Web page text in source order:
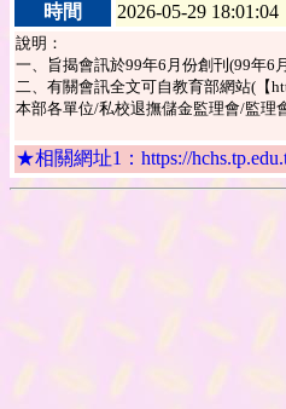
時間
2026-05-29 18:01:04
說明：
一、旨揭會訊於99年6月份創刊(99年6
二、有關會訊全文可自教育部網站(【
本部各單位/私校退撫儲金監理會/監理
★相關網址1：https://